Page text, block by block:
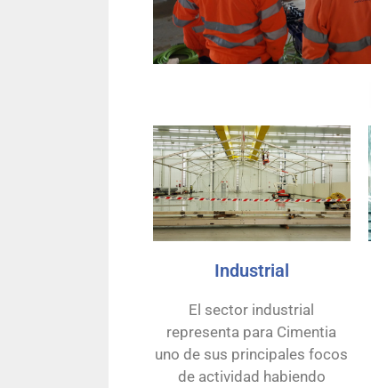
Industrial
El sector industrial
representa para Cimentia
uno de sus principales focos
de actividad habiendo